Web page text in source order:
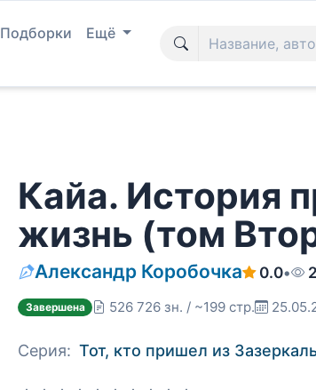
Подборки Ещё
Кайа. История
жизнь (том
Александр Коробочка 0.0•
Завершена 526 726 зн. / ~199 стр.
Серия: Тот, кто пришел из